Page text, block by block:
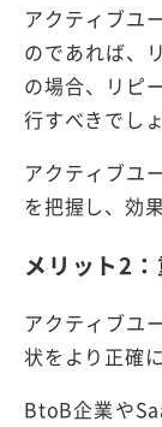
アクティブユ
のであれば、
の場合、リピ
行すべきでしょ
アクティブユ
を把握し、効
メリット2
アクティブユ
状をより正確
BtoB企業や